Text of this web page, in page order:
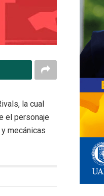
la cual
el personaje
mecánicas